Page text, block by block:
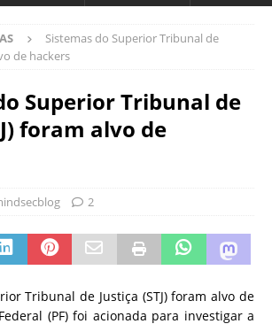
Sistemas do Superior Tribunal de
de hackers
Superior Tribunal de
foram alvo de
2
Tribunal de Justiça (STJ) foram alvo de
(PF) foi acionada para investigar a